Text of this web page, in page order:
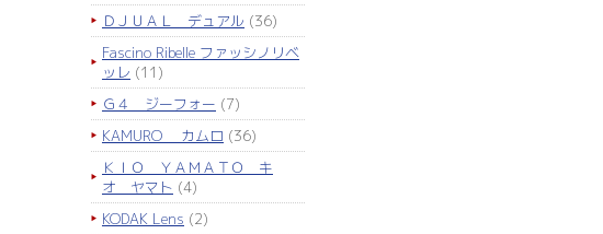
ＤＪＵＡＬ デュアル (36)
Fascino Ribelle ファッシノリベ
ッレ (11)
Ｇ４ ジーフォー (7)
KAMURO カムロ (36)
ＫＩＯ ＹＡＭＡＴＯ キ
オ ヤマト (4)
KODAK Lens (2)